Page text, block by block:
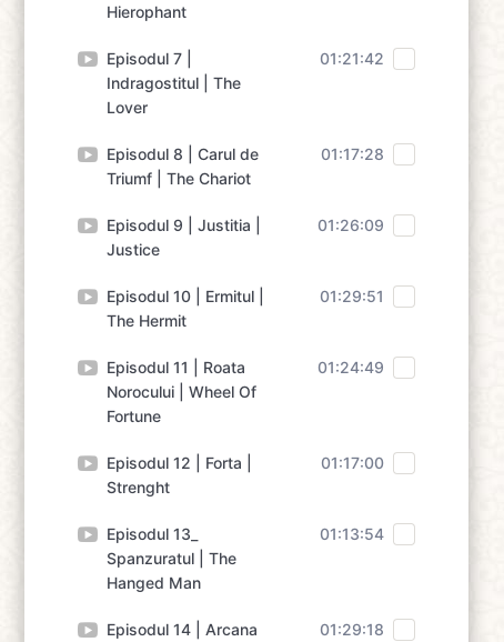
Hierophant
Episodul 7 |
Indragostitul | The
Lover
01:21:42
Episodul 8 | Carul de
Triumf | The Chariot
01:17:28
Episodul 9 | Justitia |
Justice
01:26:09
Episodul 10 | Ermitul |
The Hermit
01:29:51
Episodul 11 | Roata
Norocului | Wheel Of
Fortune
01:24:49
Episodul 12 | Forta |
Strenght
01:17:00
Episodul 13_
Spanzuratul | The
Hanged Man
01:13:54
Episodul 14 | Arcana
01:29:18